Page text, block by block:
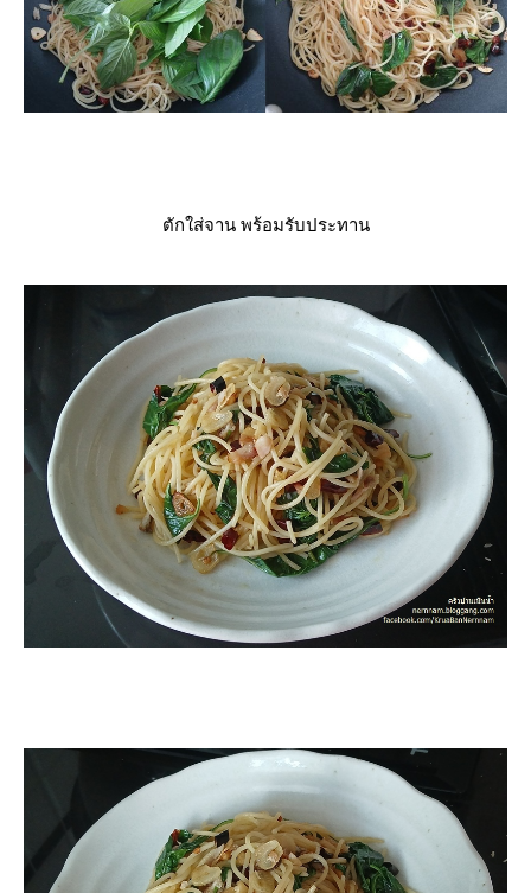
ตักใส่จาน พร้อมรับประทาน